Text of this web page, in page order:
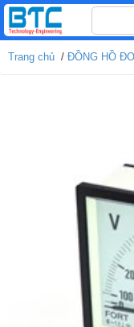
Tìm
kiếm
cho:
Trang chủ / ĐỒNG HỒ ĐO